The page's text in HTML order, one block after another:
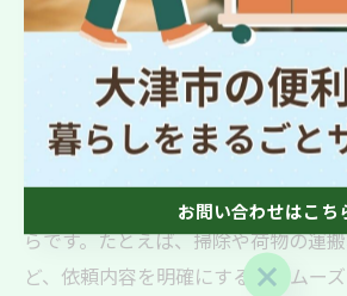
便利屋ができることと依頼内容の
便利屋に依頼できる内容は多岐にわ
頼めるか分からない」と悩む方も多
活の中で困っていることや自分では
的に伝えることで最適な提案やサー
らです。たとえば、掃除や荷物の運
ど、依頼内容を明確にするとスムー
お問い合わせはこち
お問い合わせはこち